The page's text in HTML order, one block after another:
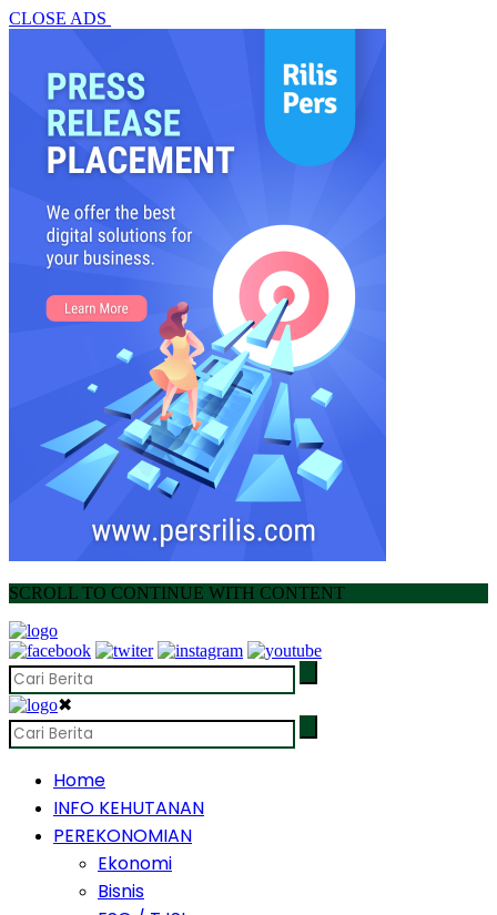
CLOSE ADS
SCROLL TO CONTINUE WITH CONTENT
✖
Home
INFO KEHUTANAN
PEREKONOMIAN
Ekonomi
Bisnis